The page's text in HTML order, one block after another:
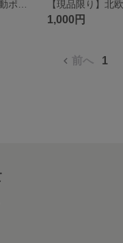
1,000円
前へ 1